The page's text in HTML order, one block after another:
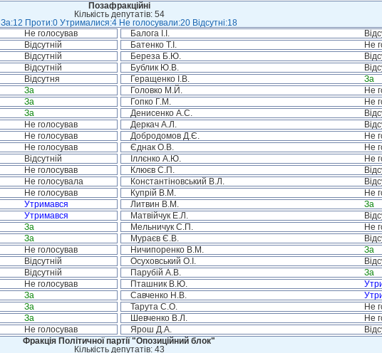
Позафракційні
Кількість депутатів: 54
За:12 Проти:0 Утрималися:4 Не голосували:20 Відсутні:18
Не голосував Балога І.І.
Відсутній Батенко Т.І.
Не
Відсутній Береза Б.Ю.
Відсутній Бублик Ю.В.
Відсутня Геращенко І.В.
За
За Головко М.Й.
Не
За Гопко Г.М.
Не
За Денисенко А.С.
Не голосував Деркач А.Л.
Не голосував Добродомов Д.Є.
Не
Не голосував Єднак О.В.
Не
Відсутній Іллєнко А.Ю.
Не
Не голосував Клюєв С.П.
Не голосувала Константіновський В.Л.
Не голосував Купрій В.М.
Не
Утримався Литвин В.М.
За
Утримався Матвійчук Е.Л.
За Мельничук С.П.
Не
За Мураєв Є.В.
Не голосував Ничипоренко В.М.
За
Відсутній Осуховський О.І.
Відсутній Парубій А.В.
За
Не голосував Пташник В.Ю.
За Савченко Н.В.
За Тарута С.О.
Не
За Шевченко В.Л.
Не
Не голосував Ярош Д.А.
Фракція Політичної партії "Опозиційний блок"
Кількість депутатів: 43